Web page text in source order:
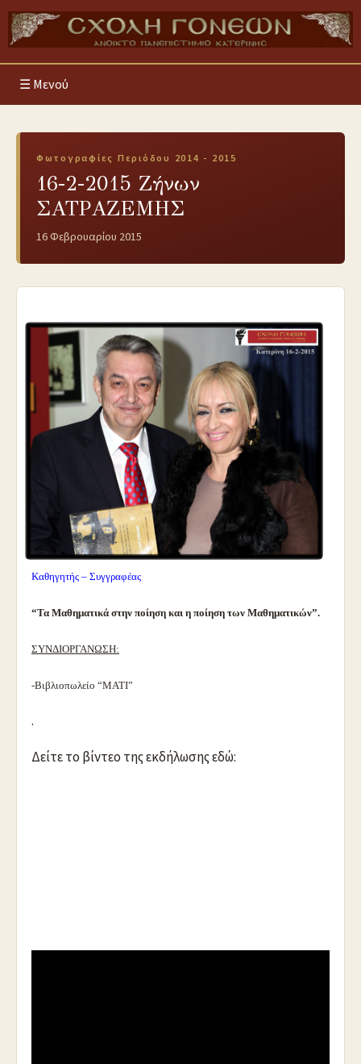
Μενού
Φωτογραφίες Περιόδου 2014 - 2015
16-2-2015 Ζήνων
ΣΑΤΡΑΖΕΜΗΣ
16 Φεβρουαρίου 2015
Καθηγητής – Συγγραφέας
“Τα Μαθηματικά στην ποίηση και η ποίηση των Μαθηματικών”.
ΣΥΝΔΙΟΡΓΑΝΩΣΗ:
-Βιβλιοπωλείο “ΜΑΤΙ”
.
Δείτε το βίντεο της εκδήλωσης εδώ: